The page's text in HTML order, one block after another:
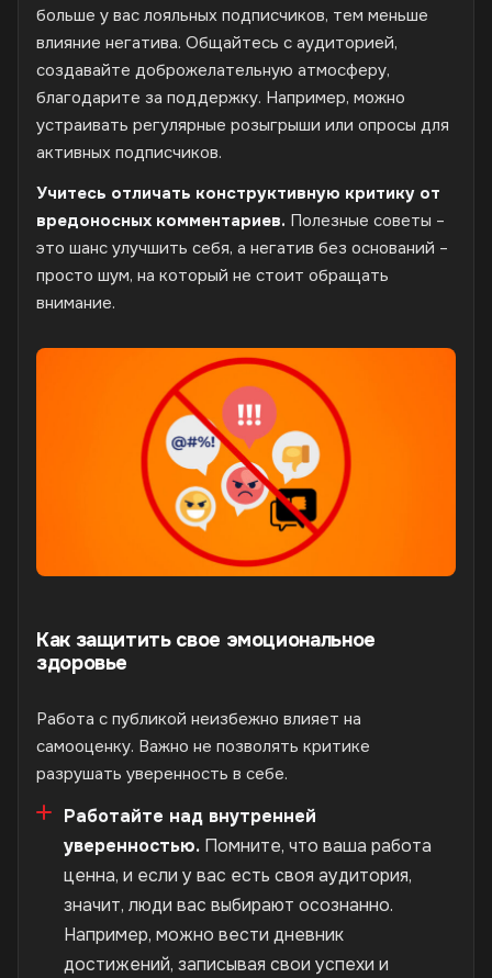
больше у вас лояльных подписчиков, тем меньше
влияние негатива. Общайтесь с аудиторией,
создавайте доброжелательную атмосферу,
благодарите за поддержку. Например, можно
устраивать регулярные розыгрыши или опросы для
активных подписчиков.
Учитесь отличать конструктивную критику от
вредоносных комментариев. Полезные советы –
это шанс улучшить себя, а негатив без оснований –
просто шум, на который не стоит обращать
внимание.
Как защитить свое эмоциональное
здоровье
Работа с публикой неизбежно влияет на
самооценку. Важно не позволять критике
разрушать уверенность в себе.
Работайте над внутренней
уверенностью. Помните, что ваша работа
ценна, и если у вас есть своя аудитория,
значит, люди вас выбирают осознанно.
Например, можно вести дневник
достижений, записывая свои успехи и